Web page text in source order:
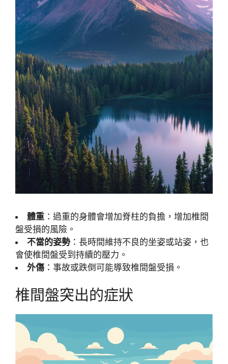
體重 ：過重的身體會增加脊柱的負擔，增加椎間
盤受損的風險。
不當的姿勢：長時間維持不良的坐姿或站姿，也
會使椎間盤受到持續的壓力。
外傷 ：事故或跌倒可能導致椎間盤受損。
椎間盤突出的症狀